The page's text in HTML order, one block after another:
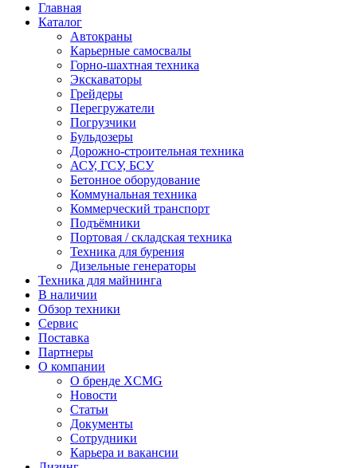
Главная
Каталог
Автокраны
Карьерные самосвалы
Горно-шахтная техника
Экскаваторы
Грейдеры
Перегружатели
Погрузчики
Бульдозеры
Дорожно-строительная техника
АСУ, ГСУ, БСУ
Бетонное оборудование
Коммунальная техника
Коммерческий транспорт
Подъёмники
Портовая / складская техника
Техника для бурения
Дизельные генераторы
Техника для майнинга
В наличии
Обзор техники
Сервис
Поставка
Партнеры
О компании
О бренде XCMG
Новости
Статьи
Документы
Сотрудники
Карьера и вакансии